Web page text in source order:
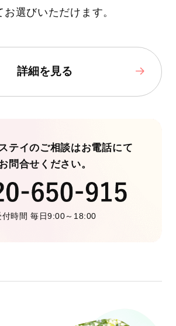
選びいただけます。
詳細を見る
テイのご相談はお電話にて
問合せください。
付時間 毎日9:00～18:00